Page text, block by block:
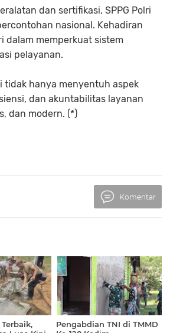
dan sertifikasi, SPPG Polri
nasional. Kehadiran
dalam memperkuat sistem
pelayanan.
tidak hanya menyentuh aspek
dan akuntabilitas layanan
dan modern. (*)
Komentar
Pengabdian TNI di TMMD